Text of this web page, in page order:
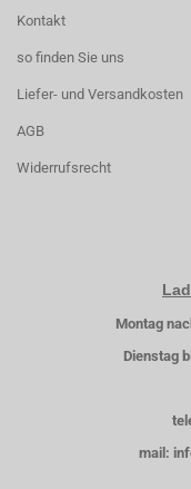
Kontakt
so finden Sie uns
Liefer- und Versandkosten
AGB
Widerrufsrecht
Montag
Dienstag
mail: